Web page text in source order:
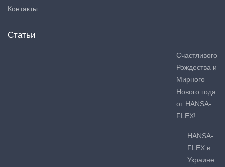
Контакты
Статьи
Счастливого
Рождества и
Мирного
Нового года
от HANSA-
FLEX!
HANSA-
FLEX в
Украине